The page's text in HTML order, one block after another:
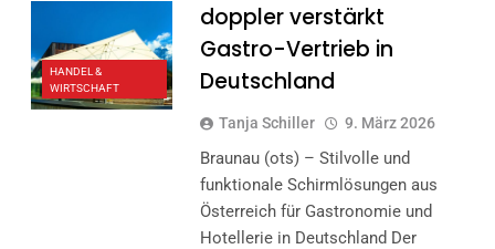
HANDEL &
WIRTSCHAFT
doppler verstärkt
Gastro-Vertrieb in
Deutschland
Tanja Schiller 9. März 2026
Braunau (ots) – Stilvolle und
funktionale Schirmlösungen aus
Österreich für Gastronomie und
Hotellerie in Deutschland Der